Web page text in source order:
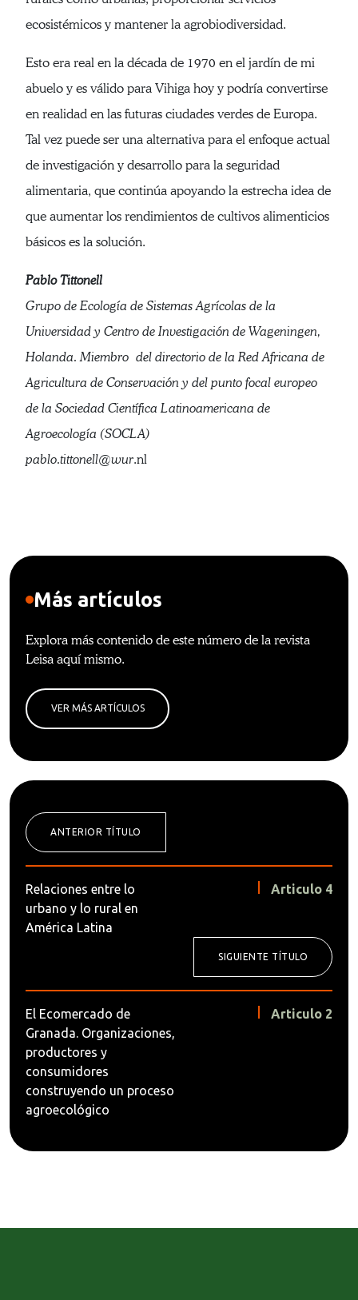
ecosistémicos y mantener la agrobiodiversidad.
Esto era real en la década de 1970 en el jardín de mi
abuelo y es válido para Vihiga hoy y podría convertirse
en realidad en las futuras ciudades verdes de Europa.
Tal vez puede ser una alternativa para el enfoque actual
de investigación y desarrollo para la seguridad
alimentaria, que continúa apoyando la estrecha idea de
que aumentar los rendimientos de cultivos alimenticios
básicos es la solución.
Pablo Tittonell
Grupo de Ecología de Sistemas Agrícolas de la
Universidad y Centro de Investigación de Wageningen,
Holanda. Miembro del directorio de la Red Africana de
Agricultura de Conservación y del punto focal europeo
de la Sociedad Científica Latinoamericana de
Agroecología (SOCLA)
pablo.tittonell@wur.nl
Más artículos
Explora más contenido de este número de la revista
Leisa aquí mismo.
VER MÁS ARTÍCULOS
ANTERIOR TÍTULO
Relaciones entre lo
urbano y lo rural en
América Latina
Articulo 4
SIGUIENTE TÍTULO
El Ecomercado de
Granada. Organizaciones,
productores y
consumidores
construyendo un proceso
agroecológico
Articulo 2